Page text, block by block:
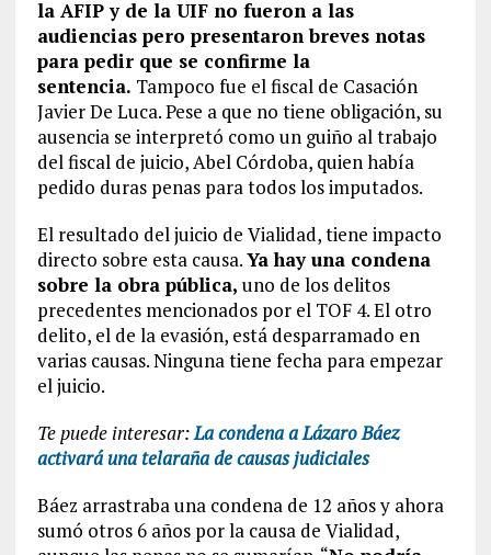
la AFIP y de la UIF no fueron a las
audiencias pero presentaron breves notas
para pedir que se confirme la
sentencia. Tampoco fue el fiscal de Casación
Javier De Luca. Pese a que no tiene obligación, su
ausencia se interpretó como un guiño al trabajo
del fiscal de juicio, Abel Córdoba, quien había
pedido duras penas para todos los imputados.
El resultado del juicio de Vialidad, tiene impacto
directo sobre esta causa.Ya hay una condena
sobre la obra pública, uno de los delitos
precedentes mencionados por el TOF 4. El otro
delito, el de la evasión, está desparramado en
varias causas. Ninguna tiene fecha para empezar
el juicio.
Te puede interesar:La condena a Lázaro Báez
activará una telaraña de causas judiciales
Báez arrastraba una condena de 12 años y ahora
sumó otros 6 años por la causa de Vialidad,